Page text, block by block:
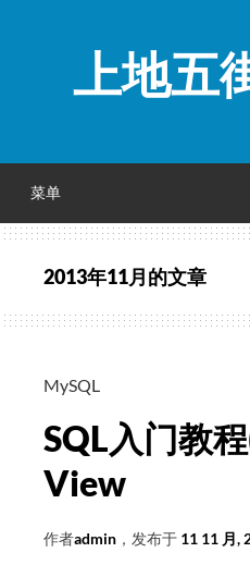
上地五
菜单
2013年11月的文章
MySQL
SQL入门教
View
作者admin ，发布于 11 11 月,